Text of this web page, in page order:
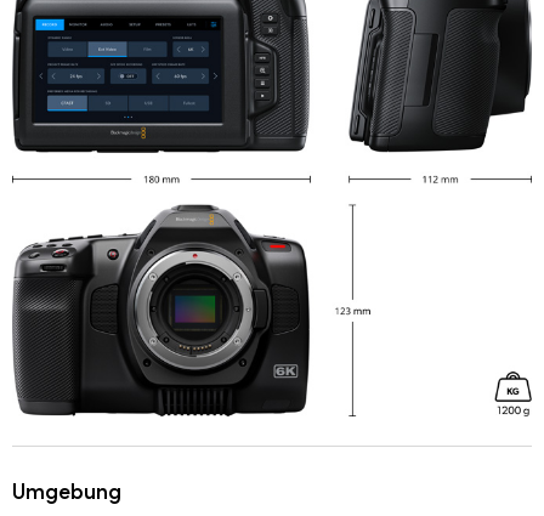
Umgebung